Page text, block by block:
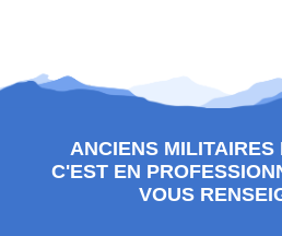
ANCIENS MILITAIRES
C'EST EN
VOUS